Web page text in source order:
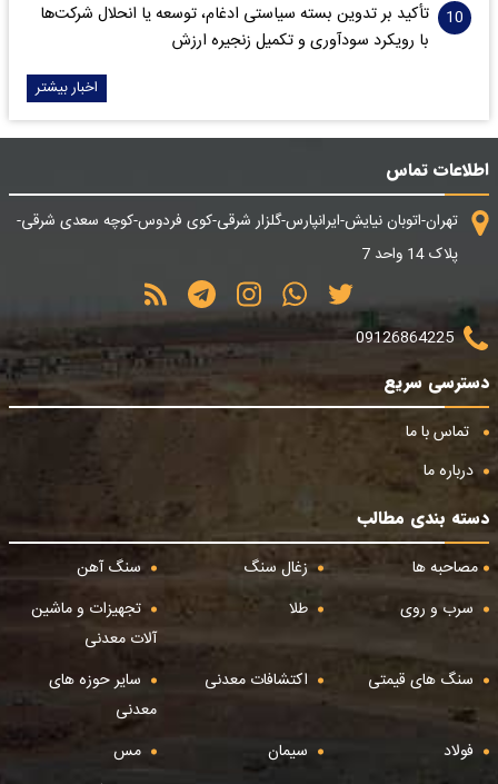
تأکید بر تدوین بسته سیاستی ادغام، توسعه یا انحلال شرکت‌ها
با رویکرد سودآوری و تکمیل زنجیره ارزش
اخبار بیشتر
اطلاعات تماس
تهران-اتوبان نیایش-ایرانپارس-گلزار شرقی-کوی فردوس-کوچه سعدی شرقی-
پلاک 14 واحد 7
09126864225
دسترسی سریع
تماس با ما
درباره ما
دسته بندی مطالب
مصاحبه ها
زغال سنگ
سنگ آهن
سرب و روی
طلا
تجهیزات و ماشین
آلات معدنی
سنگ های قیمتی
اکتشافات معدنی
سایر حوزه های
معدنی
فولاد
سیمان
مس